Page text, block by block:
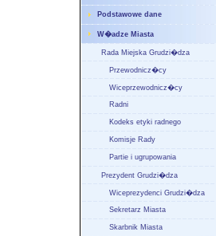
Podstawowe dane
W�adze Miasta
Rada Miejska Grudzi�dza
Przewodnicz�cy
Wiceprzewodnicz�cy
Radni
Kodeks etyki radnego
Komisje Rady
Partie i ugrupowania
Prezydent Grudzi�dza
Wiceprezydenci Grudzi�dza
Sekretarz Miasta
Skarbnik Miasta